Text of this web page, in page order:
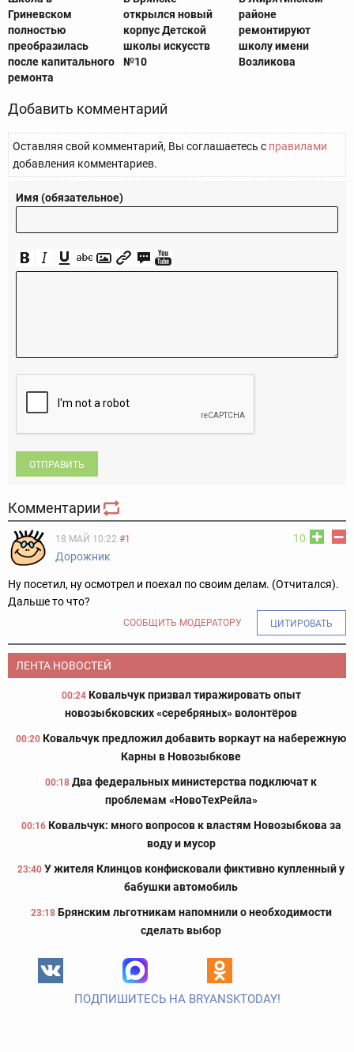
Гриневском
полностью
преобразилась
после капитального
ремонта
открылся новый
корпус Детской
школы искусств
№10
районе
ремонтируют
школу имени
Возликова
Добавить комментарий
Оставляя свой комментарий, Вы соглашаетесь с правилами
добавления комментариев.
Имя (обязательное)
ОТПРАВИТЬ
Комментарии
10
18 МАЙ 10:22 #1
Дорожник
Ну посетил, ну осмотрел и поехал по своим делам. (Отчитался).
Дальше то что?
СООБЩИТЬ МОДЕРАТОРУ ЦИТИРОВАТЬ
ЛЕНТА НОВОСТЕЙ
00:24 Ковальчук призвал тиражировать опыт
новозыбковских «серебряных» волонтёров
00:20 Ковальчук предложил добавить воркаут на набережную
Карны в Новозыбкове
00:18 Два федеральных министерства подключат к
проблемам «НовоТехРейла»
00:16 Ковальчук: много вопросов к властям Новозыбкова за
воду и мусор
23:40 У жителя Клинцов конфисковали фиктивно купленный у
бабушки автомобиль
23:18 Брянским льготникам напомнили о необходимости
сделать выбор
ПОДПИШИТЕСЬ НА BRYANSKTODAY!